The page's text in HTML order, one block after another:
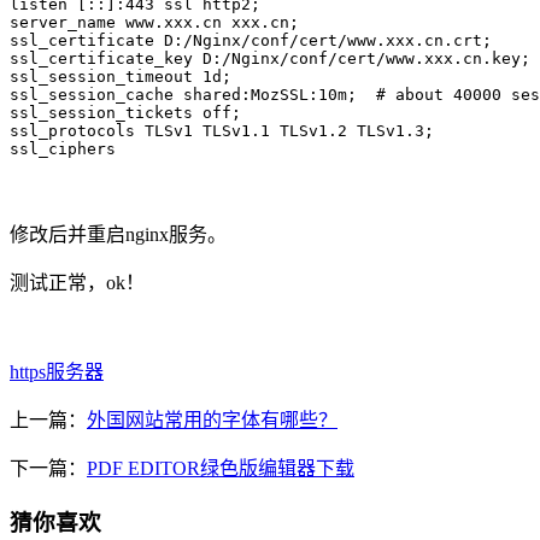
listen [::]:443 ssl http2;
server_name www.xxx.cn xxx.cn;
ssl_certificate D:/Nginx/conf/cert/www.xxx.cn.crt;
ssl_certificate_key D:/Nginx/conf/cert/www.xxx.cn.key;
ssl_session_timeout 1d;
ssl_session_cache shared:MozSSL:10m;  # about 40000
ssl_session_tickets off;
ssl_protocols TLSv1 TLSv1.1 TLSv1.2 TLSv1.3;
ssl_ciphers
修改后并重启nginx服务。
测试正常，ok！
https服务器
上一篇： 外国网站常用的字体有哪些？
下一篇： PDF EDITOR绿色版编辑器下载
猜你喜欢